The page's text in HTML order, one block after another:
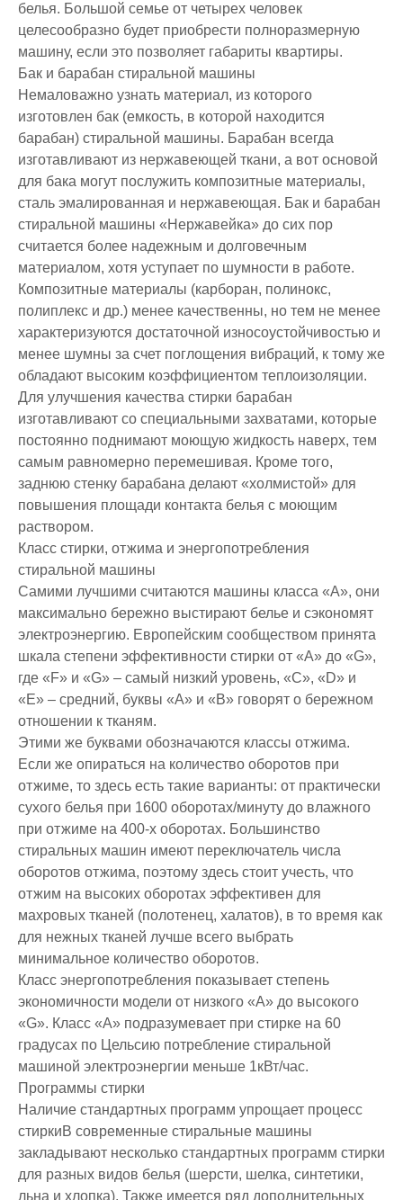
белья. Большой семье от четырех человек
целесообразно будет приобрести полноразмерную
машину, если это позволяет габариты квартиры.
Бак и барабан стиральной машины
Немаловажно узнать материал, из которого
изготовлен бак (емкость, в которой находится
барабан) стиральной машины. Барабан всегда
изготавливают из нержавеющей ткани, а вот основой
для бака могут послужить композитные материалы,
сталь эмалированная и нержавеющая. Бак и барабан
стиральной машины «Нержавейка» до сих пор
считается более надежным и долговечным
материалом, хотя уступает по шумности в работе.
Композитные материалы (карборан, полинокс,
полиплекс и др.) менее качественны, но тем не менее
характеризуются достаточной износоустойчивостью и
менее шумны за счет поглощения вибраций, к тому же
обладают высоким коэффициентом теплоизоляции.
Для улучшения качества стирки барабан
изготавливают со специальными захватами, которые
постоянно поднимают моющую жидкость наверх, тем
самым равномерно перемешивая. Кроме того,
заднюю стенку барабана делают «холмистой» для
повышения площади контакта белья с моющим
раствором.
Класс стирки, отжима и энергопотребления
стиральной машины
Самими лучшими считаются машины класса «A», они
максимально бережно выстирают белье и сэкономят
электроэнергию. Европейским сообществом принята
шкала степени эффективности стирки от «A» до «G»,
где «F» и «G» – самый низкий уровень, «C», «D» и
«E» – средний, буквы «A» и «B» говорят о бережном
отношении к тканям.
Этими же буквами обозначаются классы отжима.
Если же опираться на количество оборотов при
отжиме, то здесь есть такие варианты: от практически
сухого белья при 1600 оборотах/минуту до влажного
при отжиме на 400-х оборотах. Большинство
стиральных машин имеют переключатель числа
оборотов отжима, поэтому здесь стоит учесть, что
отжим на высоких оборотах эффективен для
махровых тканей (полотенец, халатов), в то время как
для нежных тканей лучше всего выбрать
минимальное количество оборотов.
Класс энергопотребления показывает степень
экономичности модели от низкого «A» до высокого
«G». Класс «A» подразумевает при стирке на 60
градусах по Цельсию потребление стиральной
машиной электроэнергии меньше 1кВт/час.
Программы стирки
Наличие стандартных программ упрощает процесс
стиркиВ современные стиральные машины
закладывают несколько стандартных программ стирки
для разных видов белья (шерсти, шелка, синтетики,
льна и хлопка). Также имеется ряд дополнительных